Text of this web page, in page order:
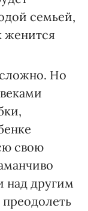
семьей,
женится
сложно. Но
свою
над другим